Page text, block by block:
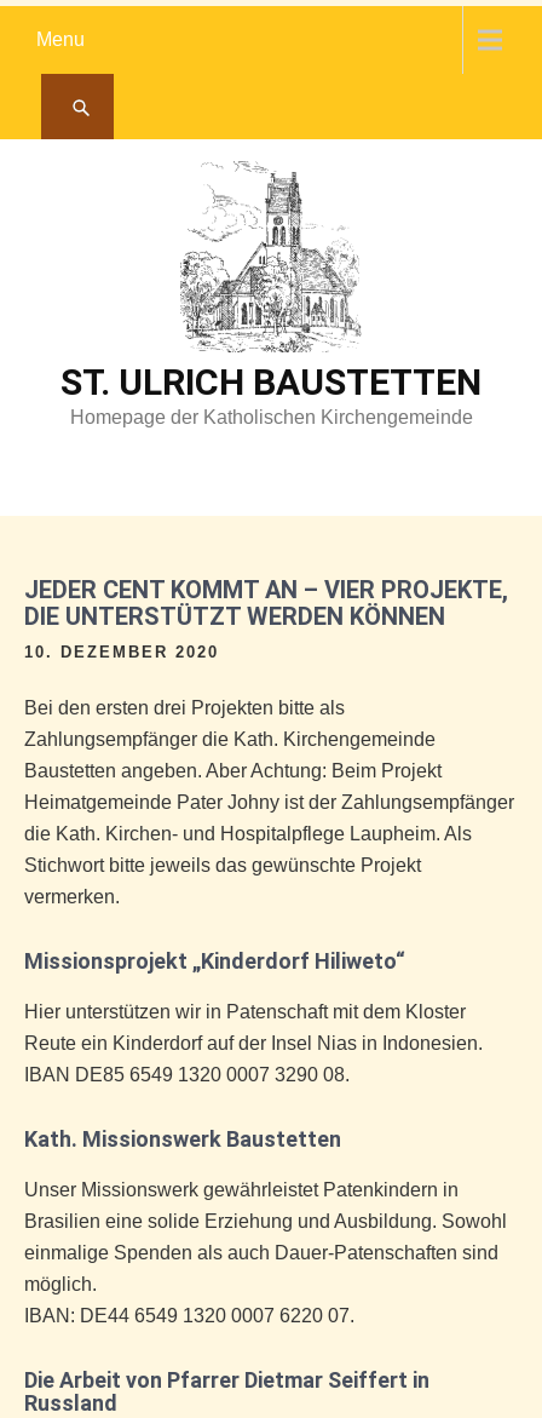
Menu
ST. ULRICH BAUSTETTEN
Homepage der Katholischen Kirchengemeinde
JEDER CENT KOMMT AN – VIER PROJEKTE,
DIE UNTERSTÜTZT WERDEN KÖNNEN
10. DEZEMBER 2020
Bei den ersten drei Projekten bitte als
Zahlungsempfänger die Kath. Kirchengemeinde
Baustetten angeben. Aber Achtung: Beim Projekt
Heimatgemeinde Pater Johny ist der Zahlungsempfänger
die Kath. Kirchen- und Hospitalpflege Laupheim. Als
Stichwort bitte jeweils das gewünschte Projekt
vermerken.
Missionsprojekt „Kinderdorf Hiliweto“
Hier unterstützen wir in Patenschaft mit dem Kloster
Reute ein Kinderdorf auf der Insel Nias in Indonesien.
IBAN DE85 6549 1320 0007 3290 08.
Kath. Missionswerk Baustetten
Unser Missionswerk gewährleistet Patenkindern in
Brasilien eine solide Erziehung und Ausbildung. Sowohl
einmalige Spenden als auch Dauer-Patenschaften sind
möglich.
IBAN: DE44 6549 1320 0007 6220 07.
Die Arbeit von Pfarrer Dietmar Seiffert in
Russland